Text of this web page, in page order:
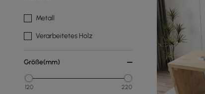
Metall
Verarbeitetes Holz
Größe(mm)
120 220